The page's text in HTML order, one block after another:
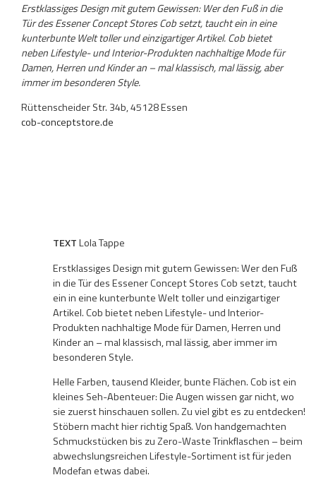
Erstklassiges Design mit gutem Gewissen: Wer den Fuß in die
Tür des Essener Concept Stores Cob setzt, taucht ein in eine
kunterbunte Welt toller und einzigartiger Artikel. Cob bietet
neben Lifestyle- und Interior-Produkten nachhaltige Mode für
Damen, Herren und Kinder an – mal klassisch, mal lässig, aber
immer im besonderen Style.
Rüttenscheider Str. 34b, 45128 Essen
cob-conceptstore.de
TEXTLola Tappe
Erstklassiges Design mit gutem Gewissen: Wer den Fuß
in die Tür des Essener Concept Stores Cob setzt, taucht
ein in eine kunterbunte Welt toller und einzigartiger
Artikel. Cob bietet neben Lifestyle- und Interior-
Produkten nachhaltige Mode für Damen, Herren und
Kinder an – mal klassisch, mal lässig, aber immer im
besonderen Style.
Helle Farben, tausend Kleider, bunte Flächen. Cob ist ein
kleines Seh-Abenteuer: Die Augen wissen gar nicht, wo
sie zuerst hinschauen sollen. Zu viel gibt es zu entdecken!
Stöbern macht hier richtig Spaß. Von handgemachten
Schmuckstücken bis zu Zero-Waste Trinkflaschen – beim
abwechslungsreichen Lifestyle-Sortiment ist für jeden
Modefan etwas dabei.